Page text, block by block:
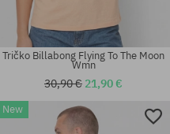
Dostupné veľkosti:
Tričko Billabong Flying To The Moon
Wmn
30,90 € 21,90 €
New